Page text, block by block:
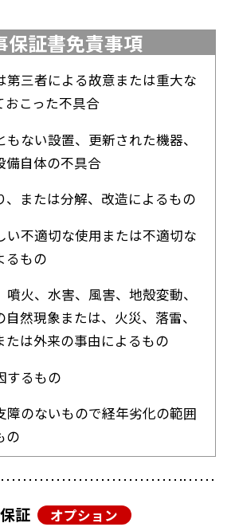
保証書免責事項
第三者による故意または重大な
おこった不具合
ない設置、更新された機器、
備自体の不具合
、または分解、改造によるもの
い不適切な使用または不適切な
るもの
火、水害、風害、地殻変動、
然現象または、火災、落雷、
たは外来の事由によるもの
するもの
障のないもので経年劣化の範囲
の
証 オプション